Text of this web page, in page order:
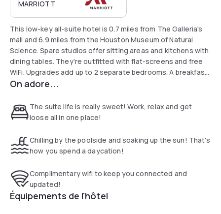
MARRIOTT
This low-key all-suite hotel is 0.7 miles from The Galleria's
mall and 6.9 miles from the Houston Museum of Natural
Science. Spare studios offer sitting areas and kitchens with
dining tables. They're outfitted with flat-screens and free
WiFi. Upgrades add up to 2 separate bedrooms. A breakfast
buffet is free, as well as snacks and drinks at hotel mixers.
store, plus a business center and an exercise room.
Outdoors, there's a pool with a hot tub and a patio.
On adore...
The suite life is really sweet! Work, relax and get
loose all in one place!
Chilling by the poolside and soaking up the sun! That's
how you spend a daycation!
Complimentary wifi to keep you connected and
updated!
Équipements de l'hôtel